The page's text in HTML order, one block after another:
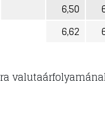
6,50
6,62